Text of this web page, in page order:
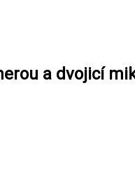
a dvojicí